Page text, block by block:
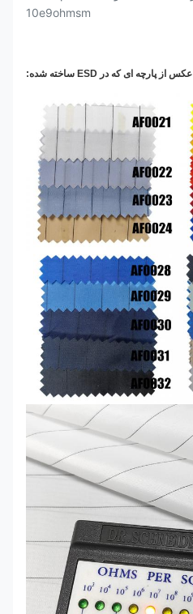
10e9ohmsm
عکس از پارچه ای که در ESD ساخته شده: